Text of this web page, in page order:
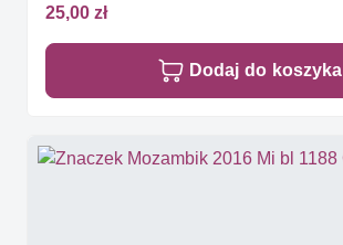
25,00 zł
Dodaj do koszyka